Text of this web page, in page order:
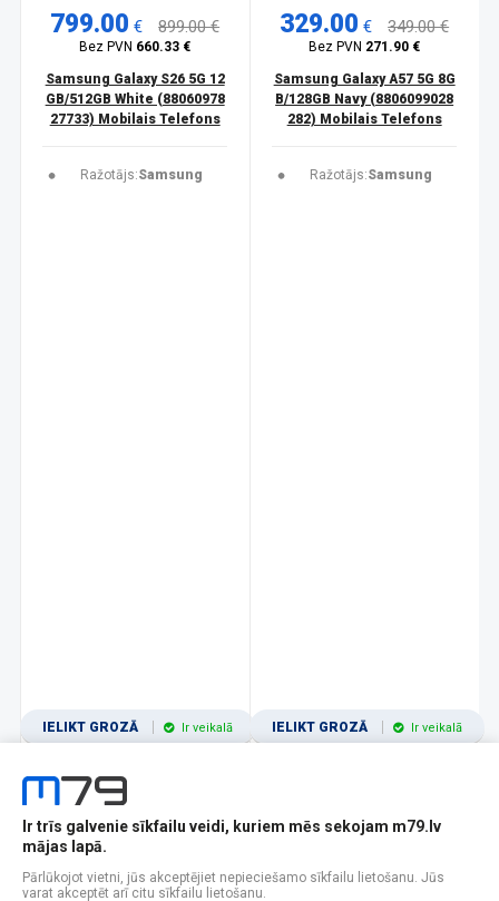
799.00 € 899.00 €
Bez PVN 660.33 €
Samsung Galaxy S26 5G 12
GB/512GB White (88060978
27733) Mobilais Telefons
Ražotājs:Samsung
IELIKT GROZĀ Ir veikalā
329.00 € 349.00 €
Bez PVN 271.90 €
Samsung Galaxy A57 5G 8G
B/128GB Navy (8806099028
282) Mobilais Telefons
Ražotājs:Samsung
IELIKT GROZĀ Ir veikalā
1 2 3 4 5 6 7 8 9 10 11
Popularitātes Rādīt 12
Ir trīs galvenie sīkfailu veidi, kuriem mēs sekojam m79.lv
mājas lapā.
Pārlūkojot vietni, jūs akceptējiet nepieciešamo sīkfailu lietošanu. Jūs
varat akceptēt arī citu sīkfailu lietošanu.